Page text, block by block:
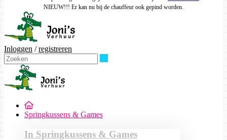
NIEUW!!! Er kan nu bij de chauffeur ook gepind worden.
Inloggen /registreren
Springkussens & Games
In Springkussens & Games